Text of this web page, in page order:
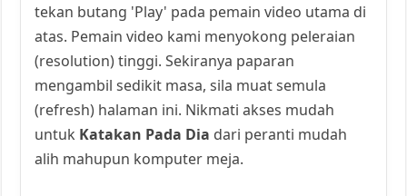
tekan butang 'Play' pada pemain video utama di
atas. Pemain video kami menyokong peleraian
(resolution) tinggi. Sekiranya paparan
mengambil sedikit masa, sila muat semula
(refresh) halaman ini. Nikmati akses mudah
untuk Katakan Pada Dia dari peranti mudah
alih mahupun komputer meja.